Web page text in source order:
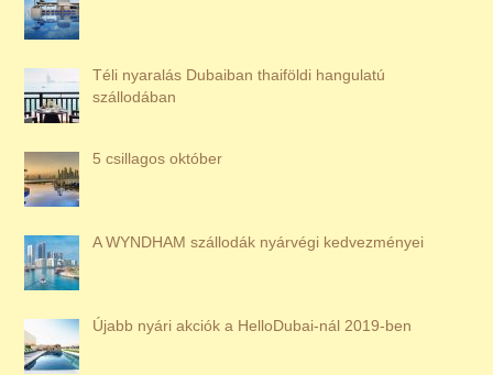
Téli nyaralás Dubaiban thaiföldi hangulatú
szállodában
5 csillagos október
A WYNDHAM szállodák nyárvégi kedvezményei
Újabb nyári akciók a HelloDubai-nál 2019-ben